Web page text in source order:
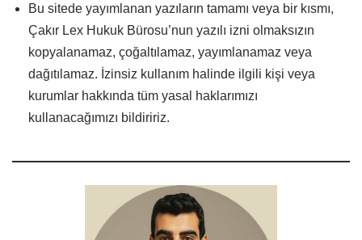
Bu sitede yayımlanan yazıların tamamı veya bir kısmı,
Çakır Lex Hukuk Bürosu’nun yazılı izni olmaksızın
kopyalanamaz, çoğaltılamaz, yayımlanamaz veya
dağıtılamaz. İzinsiz kullanım halinde ilgili kişi veya
kurumlar hakkında tüm yasal haklarımızı
kullanacağımızı bildiririz.